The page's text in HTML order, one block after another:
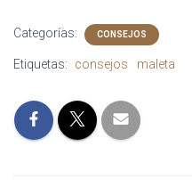
Categorías: CONSEJOS
Etiquetas: consejos maleta